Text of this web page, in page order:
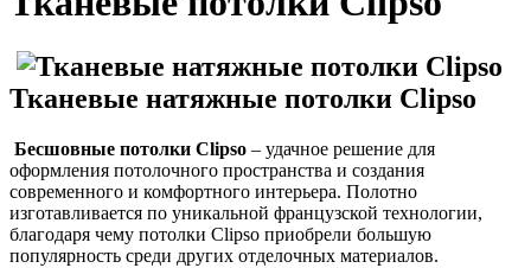
Тканевые натяжные потолки Clipso
Бесшовные потолки Clipso – удачное решение для
оформления потолочного пространства и создания
современного и комфортного интерьера. Полотно
изготавливается по уникальной французской технологии,
благодаря чему потолки Сlipso приобрели большую
популярность среди других отделочных материалов.